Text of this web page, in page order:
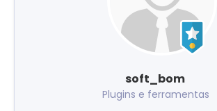
soft_bom
Plugins e ferramentas